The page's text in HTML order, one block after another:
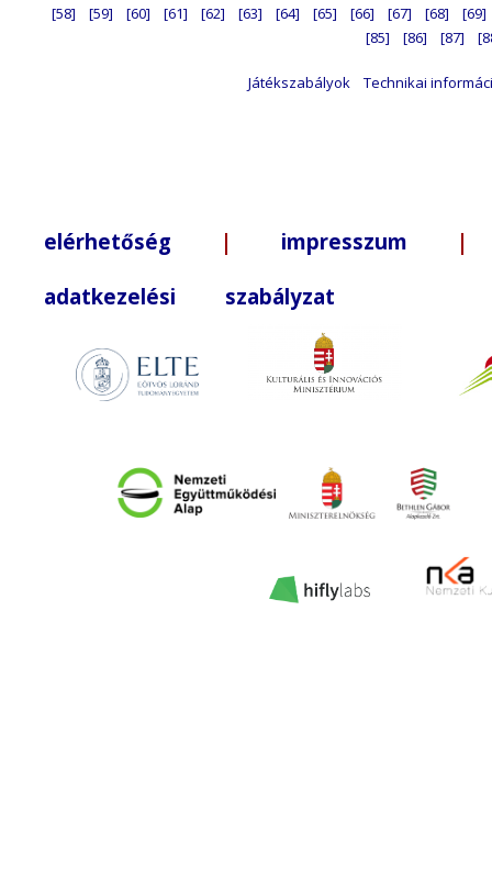
[58]
[59] [60] [61] [62] [63] [64] [65] [66] [67] [68]
[69]
[85]
[86] [87]
Játékszabályok Technikai
elérhetőség | impresszum |
adatkezelési szabályzat